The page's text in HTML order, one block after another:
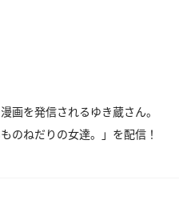
を発信されるゆき蔵さん。
のねだりの女達。」を配信！